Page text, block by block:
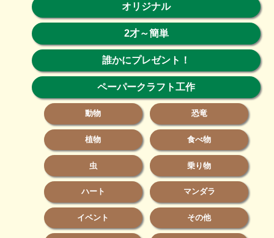
オリジナル
2才～簡単
誰かにプレゼント！
ペーパークラフト工作
動物 恐竜
植物 食べ物
虫 乗り物
ハート マンダラ
イベント その他